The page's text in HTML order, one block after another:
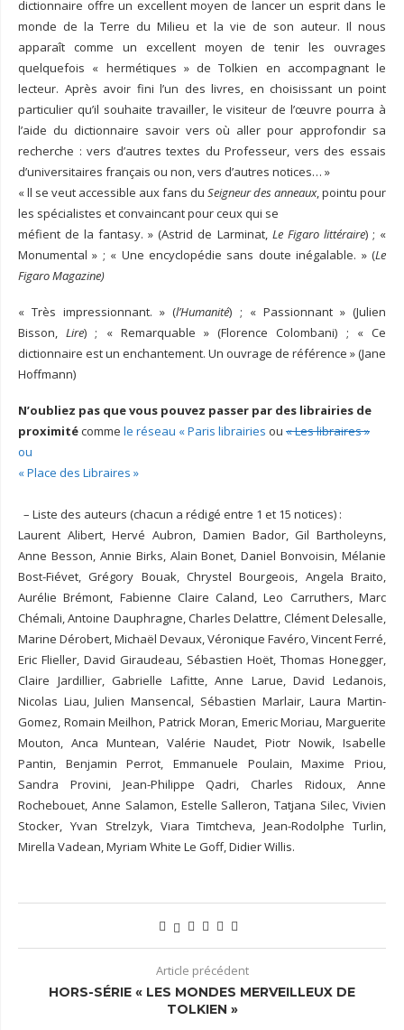
dictionnaire offre un excellent moyen de lancer un esprit dans le
monde de la Terre du Milieu et la vie de son auteur. Il nous
apparaît comme un excellent moyen de tenir les ouvrages
quelquefois « hermétiques » de Tolkien en accompagnant le
lecteur. Après avoir fini l’un des livres, en choisissant un point
particulier qu’il souhaite travailler, le visiteur de l’œuvre pourra à
l’aide du dictionnaire savoir vers où aller pour approfondir sa
recherche : vers d’autres textes du Professeur, vers des essais
d’universitaires français ou non, vers d’autres notices… »
« ll se veut accessible aux fans du Seigneur des anneaux, pointu pour
les spécialistes et convaincant pour ceux qui se
méfient de la fantasy. » (Astrid de Larminat, Le Figaro littéraire) ; «
Monumental » ; « Une encyclopédie sans doute inégalable. » (Le
Figaro Magazine)
« Très impressionnant. » (l’Humanité) ; « Passionnant » (Julien
Bisson,Lire) ; « Remarquable » (Florence Colombani) ; « Ce
dictionnaire est un enchantement. Un ouvrage de référence » (Jane
Hoffmann)
N’oubliez pas que vous pouvez passer par des librairies de
proximitécomme le réseau « Paris librairies ou « Les libraires »
ou
« Place des Libraires »
– Liste des auteurs (chacun a rédigé entre 1 et 15 notices) :
Laurent Alibert, Hervé Aubron, Damien Bador, Gil Bartholeyns,
Anne Besson, Annie Birks, Alain Bonet, Daniel Bonvoisin, Mélanie
Bost-Fiévet, Grégory Bouak, Chrystel Bourgeois, Angela Braito,
Aurélie Brémont, Fabienne Claire Caland, Leo Carruthers, Marc
Chémali, Antoine Dauphragne, Charles Delattre, Clément Delesalle,
Marine Dérobert, Michaël Devaux, Véronique Favéro, Vincent Ferré,
Eric Flieller, David Giraudeau, Sébastien Hoët, Thomas Honegger,
Claire Jardillier, Gabrielle Lafitte, Anne Larue, David Ledanois,
Nicolas Liau, Julien Mansencal, Sébastien Marlair, Laura Martin-
Gomez, Romain Meilhon, Patrick Moran, Emeric Moriau, Marguerite
Mouton, Anca Muntean, Valérie Naudet, Piotr Nowik, Isabelle
Pantin, Benjamin Perrot, Emmanuele Poulain, Maxime Priou,
Sandra Provini, Jean-Philippe Qadri, Charles Ridoux, Anne
Rochebouet, Anne Salamon, Estelle Salleron, Tatjana Silec, Vivien
Stocker, Yvan Strelzyk, Viara Timtcheva, Jean-Rodolphe Turlin,
Mirella Vadean, Myriam White Le Goff, Didier Willis.
Article précédent
HORS-SÉRIE « LES MONDES MERVEILLEUX DE
TOLKIEN »